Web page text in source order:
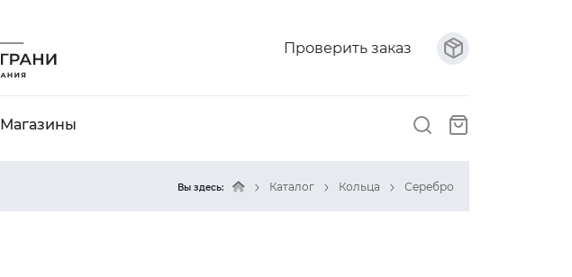
Проверить заказ
Магазины
Вы здесь: Каталог Кольца Серебро